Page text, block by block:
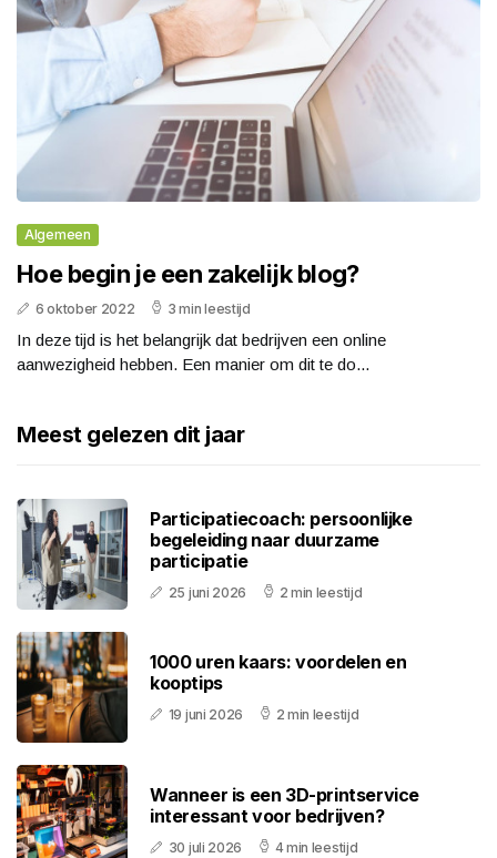
Algemeen
Hoe begin je een zakelijk blog?
6 oktober 2022 3 min leestijd
In deze tijd is het belangrijk dat bedrijven een online
aanwezigheid hebben. Een manier om dit te do...
Meest gelezen dit jaar
Participatiecoach: persoonlijke
begeleiding naar duurzame
participatie
25 juni 2026 2 min leestijd
1000 uren kaars: voordelen en
kooptips
19 juni 2026 2 min leestijd
Wanneer is een 3D-printservice
interessant voor bedrijven?
30 juli 2026 4 min leestijd